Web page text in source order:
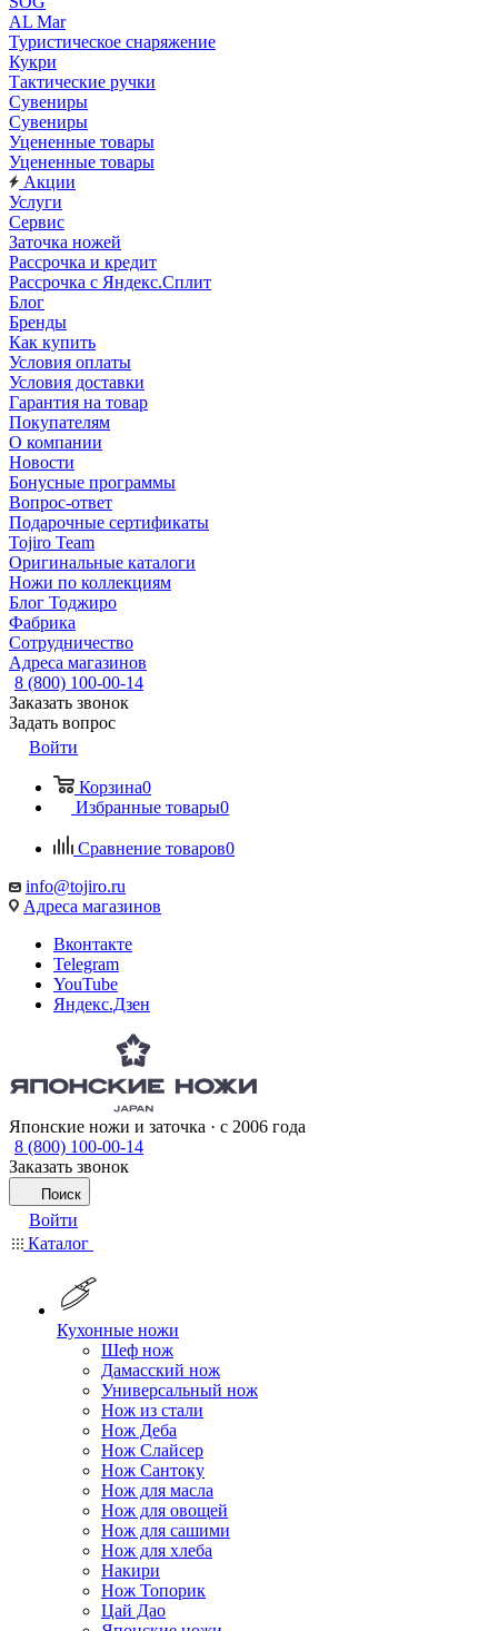
AL Mar
Туристическое снаряжение
Кукри
Тактические ручки
Сувениры
Сувениры
Уцененные товары
Уцененные товары
Акции
Услуги
Сервис
Заточка ножей
Рассрочка и кредит
Рассрочка с Яндекс.Сплит
Блог
Бренды
Как купить
Условия оплаты
Условия доставки
Гарантия на товар
Покупателям
О компании
Новости
Бонусные программы
Вопрос-ответ
Подарочные сертификаты
Tojiro Team
Оригинальные каталоги
Ножи по коллекциям
Блог Тоджиро
Фабрика
Сотрудничество
Адреса магазинов
8 (800) 100-00-14
Заказать звонок
Задать вопрос
Войти
Корзина0
Избранные товары0
Сравнение товаров0
info@tojiro.ru
Адреса магазинов
Вконтакте
Telegram
YouTube
Яндекс.Дзен
Японские ножи и заточка · с 2006 года
8 (800) 100-00-14
Заказать звонок
Поиск
Войти
Каталог
Кухонные ножи
Шеф нож
Дамасский нож
Универсальный нож
Нож из стали
Нож Деба
Нож Слайсер
Нож Сантоку
Нож для масла
Нож для овощей
Нож для сашими
Нож для хлеба
Накири
Нож Топорик
Цай Дао